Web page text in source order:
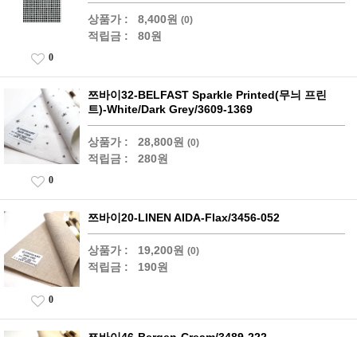
상품가 : 8,400원 (0)
적립금 : 80원
0
쯔바이32-BELFAST Sparkle Printed(무늬 프린
트)-White/Dark Grey/3609-1369
상품가 : 28,800원 (0)
적립금 : 280원
0
쯔바이20-LINEN AIDA-Flax/3456-052
상품가 : 19,200원 (0)
적립금 : 190원
0